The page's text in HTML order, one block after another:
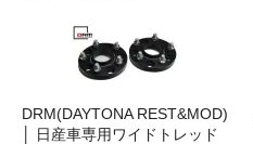
DRM(DAYTONA REST&MOD)
│ 日産車専用ワイドトレッド